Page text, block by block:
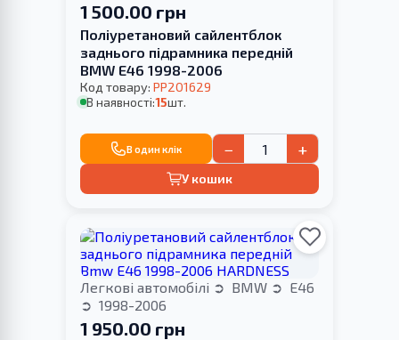
1 500.00 грн
Поліуретановий cайлентблок
заднього підрамника передній
BMW E46 1998-2006
Код товару: PP201629
В наявності:15шт.
В один клік − +
У кошик
Легкові автомобілі BMW
E46
1998-2006
1 950.00 грн